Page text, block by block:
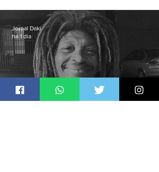
Iguaçu
Jornal Daki
há 1 dia